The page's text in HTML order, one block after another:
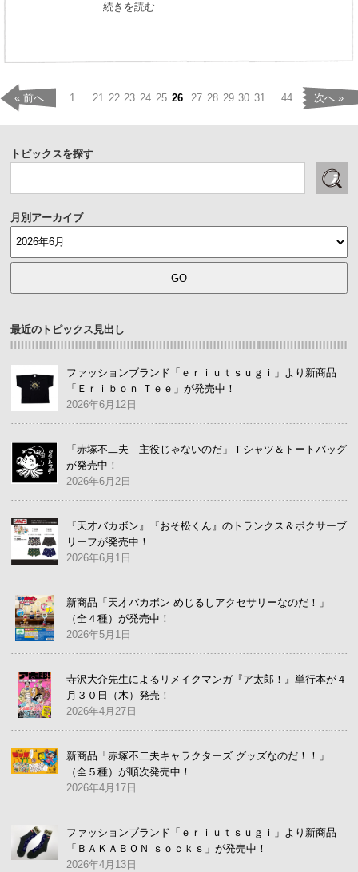
続きを読む
« 前へ 1 21 22 23 24 25 26 27 28 29 30 31 44 次へ »
トピックスを探す
月別アーカイブ
最近のトピックス見出し
ファッションブランド「ｅｒｉｕｔｓｕｇｉ」より新商品
「Ｅｒｉｂｏｎ Ｔｅｅ」が発売中！
2026年6月12日
「赤塚不二夫 主役じゃないのだ」Ｔシャツ＆トートバッグ
が発売中！
2026年6月2日
『天才バカボン』『おそ松くん』のトランクス＆ボクサーブ
リーフが発売中！
2026年6月1日
新商品「天才バカボン めじるしアクセサリーなのだ！」
（全４種）が発売中！
2026年5月1日
寺沢大介先生によるリメイクマンガ『ア太郎！』単行本が４
月３０日（木）発売！
2026年4月27日
新商品「赤塚不二夫キャラクターズ グッズなのだ！！」
（全５種）が順次発売中！
2026年4月17日
ファッションブランド「ｅｒｉｕｔｓｕｇｉ」より新商品
「ＢＡＫＡＢＯＮ ｓｏｃｋｓ」が発売中！
2026年4月13日